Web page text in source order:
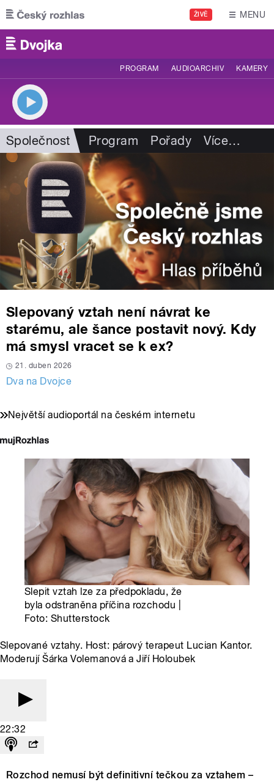
Přejít k hlavnímu obsahu
ŽIVĚ MENU
PROGRAM AUDIOARCHIV KAMERY
Společnost Program Pořady Více…
Slepovaný vztah není návrat ke
starému, ale šance postavit nový. Kdy
má smysl vracet se k ex?
21. duben 2026
Dva na Dvojce
Největší audioportál na českém internetu
Slepit vztah lze za předpokladu, že
byla odstraněna příčina rozchodu |
Foto: Shutterstock
Slepované vztahy. Host: párový terapeut Lucian Kantor.
Moderují Šárka Volemanová a Jiří Holoubek
22:32
Rozchod nemusí být definitivní tečkou za vztahem –